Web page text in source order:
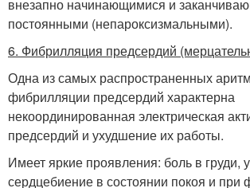
внезапно начинающимися и
постоянными (непароксизмальными).
6. Фибрилляция предсердий
Одна из самых распространенных
фибрилляции предсердий характерна
некоординированная электрическая
предсердий и ухудшение их работы.
Имеет яркие проявления: боль в груди,
сердцебиение в состоянии покоя и при